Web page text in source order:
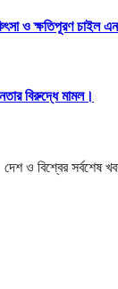
ও ক্ষতিপূরণ চাইল
বিরুদ্ধে মামল।
ও বিশ্বের সর্বশেষ